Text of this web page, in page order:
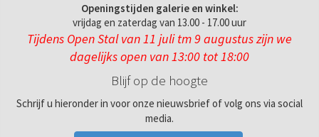
Openingstijden galerie en winkel:
vrijdag en zaterdag van 13.00 - 17.00 uur
Tijdens Open Stal van 11 juli tm 9 augustus zijn we
dagelijks open van 13:00 tot 18:00
Blijf op de hoogte
Schrijf u hieronder in voor onze nieuwsbrief of volg ons via social
media.